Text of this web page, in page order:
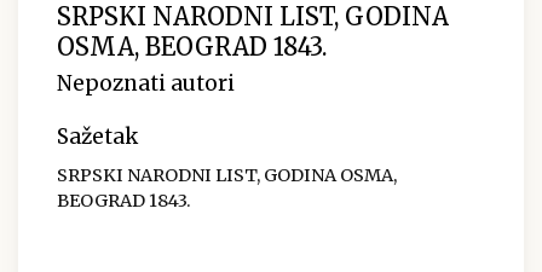
SRPSKI NARODNI LIST, GODINA
OSMA, BEOGRAD 1843.
Nepoznati autori
Sažetak
SRPSKI NARODNI LIST, GODINA OSMA,
BEOGRAD 1843.